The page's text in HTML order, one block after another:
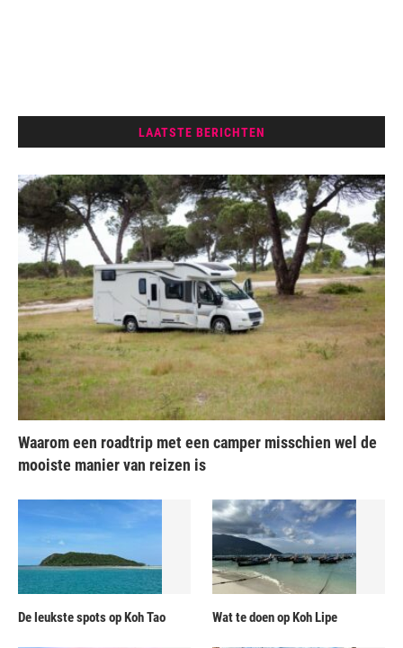
LAATSTE BERICHTEN
Waarom een roadtrip met een camper misschien wel de
mooiste manier van reizen is
De leukste spots op Koh Tao Wat te doen op Koh Lipe